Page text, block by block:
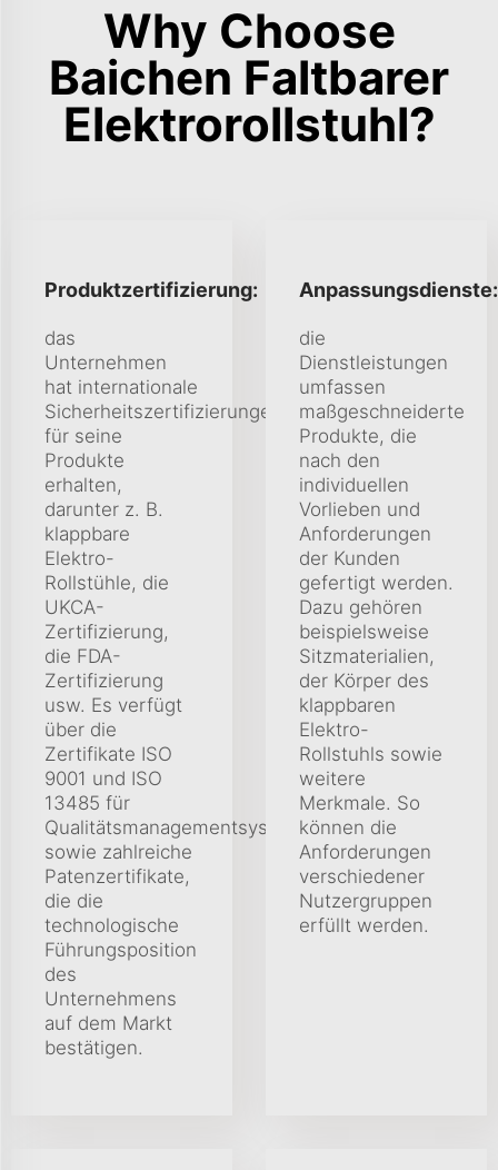
Why Choose
Baichen Faltbarer
Elektrorollstuhl?
Produktzertifizierung:
das
Unternehmen
hat internationale
Sicherheitszertifizierungen
für seine
Produkte
erhalten,
darunter z. B.
klappbare
Elektro-
Rollstühle, die
UKCA-
Zertifizierung,
die FDA-
Zertifizierung
usw. Es verfügt
über die
Zertifikate ISO
9001 und ISO
13485 für
Qualitätsmanagementsysteme
sowie zahlreiche
Patenzertifikate,
die die
technologische
Führungsposition
des
Unternehmens
auf dem Markt
bestätigen.
Anpassungsdienste:
die
Dienstleistungen
umfassen
maßgeschneiderte
Produkte, die
nach den
individuellen
Vorlieben und
Anforderungen
der Kunden
gefertigt werden.
Dazu gehören
beispielsweise
Sitzmaterialien,
der Körper des
klappbaren
Elektro-
Rollstuhls sowie
weitere
Merkmale. So
können die
Anforderungen
verschiedener
Nutzergruppen
erfüllt werden.